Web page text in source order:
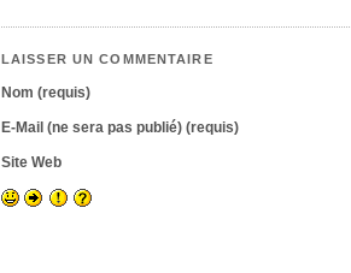
LAISSER UN COMMENTAIRE
Nom (requis)
E-Mail (ne sera pas publié) (requis)
Site Web